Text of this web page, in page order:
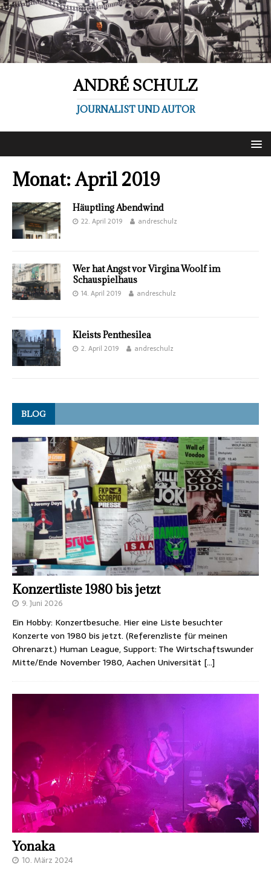
ANDRÉ SCHULZ
JOURNALIST UND AUTOR
Monat:April 2019
Häuptling Abendwind
22. April 2019 andreschulz
Wer hat Angst vor Virgina Woolf im
Schauspielhaus
14. April 2019 andreschulz
Kleists Penthesilea
2. April 2019 andreschulz
BLOG
Konzertliste 1980 bis jetzt
9. Juni 2026
Ein Hobby: Konzertbesuche. Hier eine Liste besuchter
Konzerte von 1980 bis jetzt. (Referenzliste für meinen
Ohrenarzt.) Human League, Support: The Wirtschaftswunder
Mitte/Ende November 1980, Aachen Universität […]
Yonaka
10. März 2024